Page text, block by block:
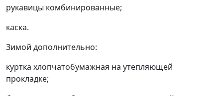
рукавицы комбинированные;
каска.
Зимой дополнительно:
куртка хлопчатобумажная на утепляющей
прокладке;